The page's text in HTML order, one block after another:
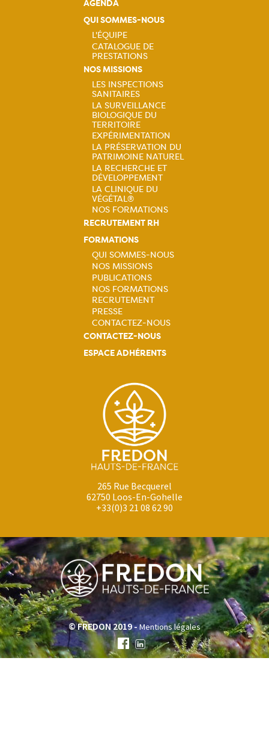
AGENDA
QUI SOMMES-NOUS
Navigation
principale
L'ÉQUIPE
CATALOGUE DE
PRESTATIONS
NOS MISSIONS
Navigation
principale
LES INSPECTIONS
SANITAIRES
LA SURVEILLANCE
BIOLOGIQUE DU
TERRITOIRE
EXPÉRIMENTATION
LA PRÉSERVATION DU
PATRIMOINE NATUREL
LA RECHERCHE ET
DÉVELOPPEMENT
LA CLINIQUE DU
VÉGÉTAL®
NOS FORMATIONS
RECRUTEMENT RH
FORMATIONS
Navigation
principale
QUI SOMMES-NOUS
NOS MISSIONS
PUBLICATIONS
NOS FORMATIONS
RECRUTEMENT
PRESSE
CONTACTEZ-NOUS
CONTACTEZ-NOUS
ESPACE ADHÉRENTS
265 Rue Becquerel
62750 Loos-En-Gohelle
+33(0)3 21 08 62 90
© FREDON 2019 -Mentions légales